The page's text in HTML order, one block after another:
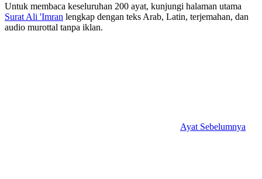
Untuk membaca keseluruhan 200 ayat, kunjungi halaman utama
Surat Ali 'Imran lengkap dengan teks Arab, Latin, terjemahan, dan
audio murottal tanpa iklan.
Ayat Sebelumnya